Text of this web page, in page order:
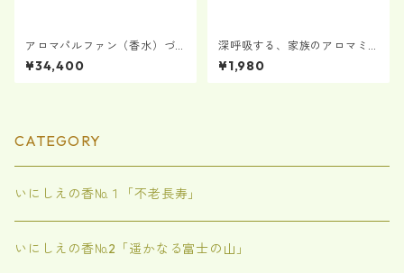
アロマパルファン（香水）づ
くりの基礎オンライン講座
『アロマパルファン2級』
¥34,400
深呼吸する、家族のアロマミ
スト ―Breez（ブリーズ）―
¥1,980
CATEGORY
いにしえの香№１「不老長寿」
いにしえの香№2「遥かなる富士の山」